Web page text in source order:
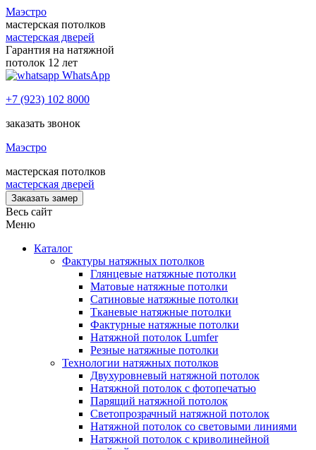
Маэстро
мастерская потолков
мастерская дверей
Гарантия на натяжной
потолок 12 лет
WhatsApp
+7 (923) 102 8000
заказать звонок
Маэстро
мастерская потолков
мастерская дверей
Заказать замер
Весь сайт
Меню
Каталог
Фактуры натяжных потолков
Глянцевые натяжные потолки
Матовые натяжные потолки
Сатиновые натяжные потолки
Тканевые натяжные потолки
Фактурные натяжные потолки
Натяжной потолок Lumfer
Резные натяжные потолки
Технологии натяжных потолков
Двухуровневый натяжной потолок
Натяжной потолок с фотопечатью
Парящий натяжной потолок
Светопрозрачный натяжной потолок
Натяжной потолок со световыми линиями
Натяжной потолок с криволинейной